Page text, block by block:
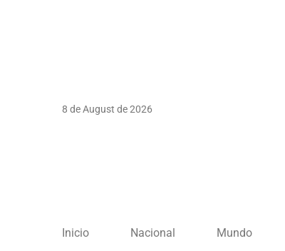
8 de August de 2026
Inicio Nacional Mundo